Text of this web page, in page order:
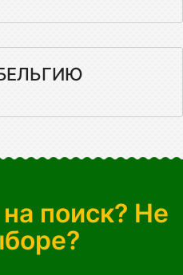
поиск? Не